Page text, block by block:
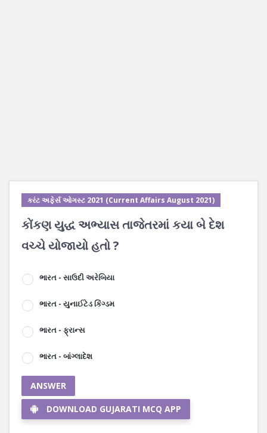
કરંટ અફેર્સ ઓગસ્ટ 2021 (Current Affairs August 2021)
કોંકણ યુદ્ધ અભ્યાસ તાજેતરમાં કયા બે દેશ
વચ્ચે યોજાયો હતો ?
ભારત - સાઉદી અરેબિયા
ભારત - યુનાઈટેડ કિંગ્ડમ
ભારત - ફ્રાન્સ
ભારત - બાંગ્લાદેશ
ANSWER
DOWNLOAD GUJARATI MCQ APP